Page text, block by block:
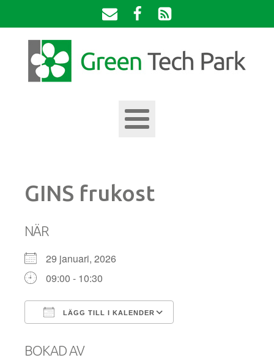
GINS frukost
NÄR
29 januari, 2026
09:00 - 10:30
LÄGG TILL I KALENDER
BOKAD AV